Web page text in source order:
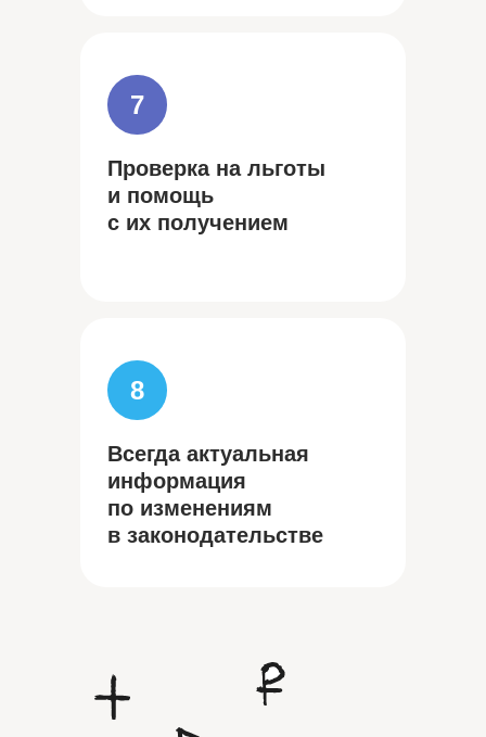
Всегда актуальная
информация
по изменениям
в законодательстве
8
Проверка на льготы
и помощь
с их получением
7